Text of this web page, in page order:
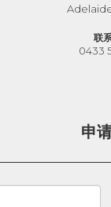
联
0433
申